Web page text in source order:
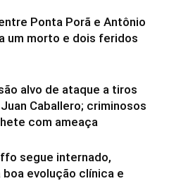
Ponta Porã e Antônio
um morto e dois feridos
alvo de ataque a tiros
Caballero; criminosos
com ameaça
segue internado,
evolução clínica e